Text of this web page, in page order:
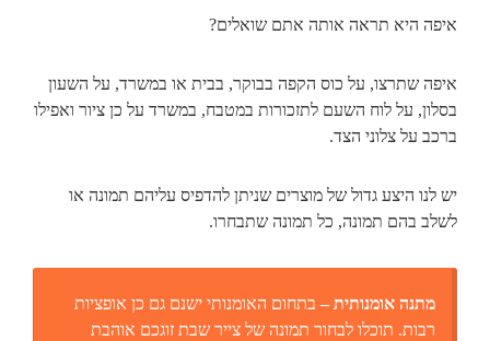
איפה היא תראה אותה אתם שואלים?
איפה שתרצו, על כוס הקפה בבוקר, בבית או במשרד, על השעון
בסלון, על לוח השעם לתזכורות במטבח, במשרד על כן ציור ואפילו
ברכב על צלוני הצד.
יש לנו היצע גדול של מוצרים שניתן להדפיס עליהם תמונה או
לשלב בהם תמונה, כל תמונה שתבחרו.
מתנה אומנותית – בתחום האומנותי ישנם גם כן אופציות
רבות. תוכלו לבחור תמונה של צייר שבת זוגכם אוהבת